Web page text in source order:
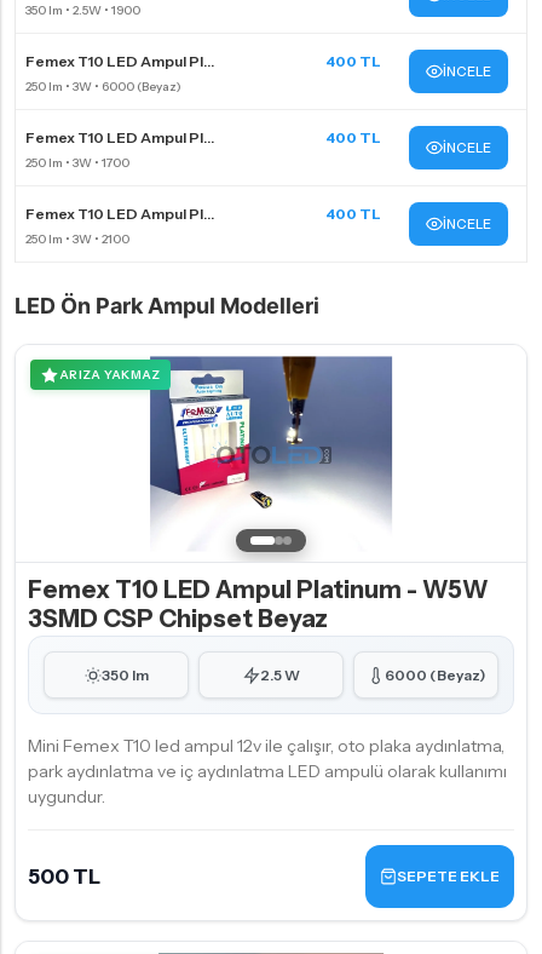
Femex T10 LED Ampul Pl... 400 TL
İNCELE
Femex T10 LED Ampul Pl... 400 TL
İNCELE
Femex T10 LED Ampul Pl... 400 TL
İNCELE
LED Ön Park Ampul Modelleri
ARIZA YAKMAZ
Femex T10 LED Ampul Platinum - W5W
3SMD CSP Chipset Beyaz
350 lm 2.5 W 6000 (Beyaz)
Mini Femex T10 led ampul 12v ile çalışır, oto plaka aydınlatma,
park aydınlatma ve iç aydınlatma LED ampulü olarak kullanımı
uygundur.
500 TL SEPETE EKLE